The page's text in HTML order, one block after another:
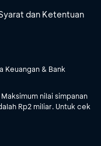
dan Ketentuan
Keuangan & Bank
nilai simpanan
Rp2 miliar. Untuk cek